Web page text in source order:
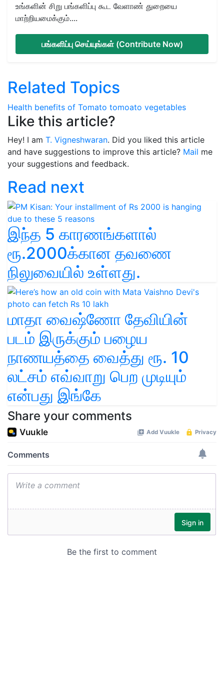
உங்களின் சிறு பங்களிப்பு கூட வேளாண் துறையை
மாற்றியமைக்கும்....
பங்களிப்பு செய்யுங்கள் (Contribute Now)
Related Topics
Health benefits of Tomato tomoato vegetables
Like this article?
Hey! I am T. Vigneshwaran. Did you liked this article
and have suggestions to improve this article? Mail me
your suggestions and feedback.
Read next
இந்த 5 காரணங்களால்
ரூ.2000க்கான தவணை
நிலுவையில் உள்ளது.
மாதா வைஷ்ணோ தேவியின்
படம் இருக்கும் பழைய
நாணயத்தை வைத்து ரூ. 10
லட்சம் எவ்வாறு பெற முடியும்
என்பது இங்கே
Share your comments